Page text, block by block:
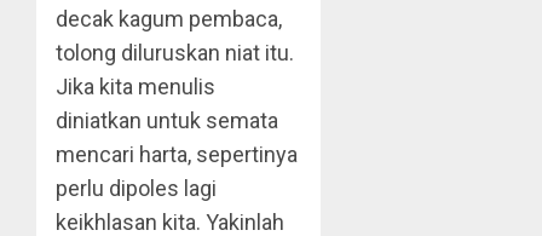
decak kagum pembaca,
tolong diluruskan niat itu.
Jika kita menulis
diniatkan untuk semata
mencari harta, sepertinya
perlu dipoles lagi
keikhlasan kita. Yakinlah